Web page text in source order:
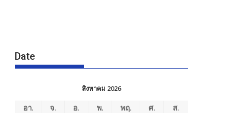
Date
สิงหาคม 2026
อา. จ. อ. พ. พฤ. ศ.
ส.